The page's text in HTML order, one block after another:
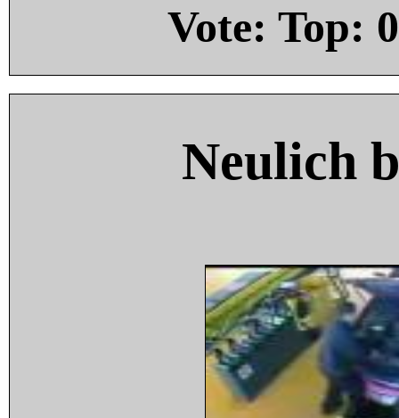
Vote: Top: 0
Neulich